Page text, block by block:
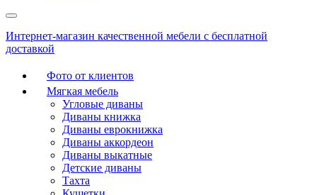
Интернет-магазин качественной мебели с бесплатной
доставкой
Фото от клиентов
Мягкая мебель
Угловые диваны
Диваны книжка
Диваны еврокнижка
Диваны аккордеон
Диваны выкатные
Детские диваны
Тахта